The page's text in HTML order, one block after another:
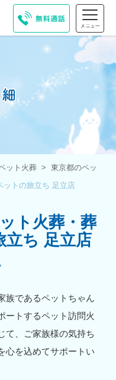
ット火葬
東京都のペッ
ットの旅立ち 足立店
ト火葬・葬
立ち 足立店
族であるペットちゃん
ートするペット訪問火
て、ご家族様の気持ち
心を込めてサポートい